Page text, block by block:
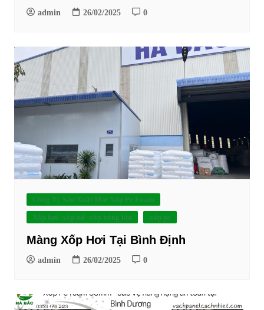
admin 26/02/2025 0
Công Ty Sản Xuất Mút Xốp Pe Foam
Xốp hơi- xốp nổ- xốp bóng khí
xốp pe
Màng Xốp Hơi Tại Bình Định
admin 26/02/2025 0